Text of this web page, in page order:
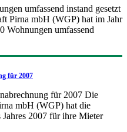
umfassend instand gesetzt
Pirna mbH (WGP) hat im Jahr
Wohnungen umfassend
für 2007
für 2007 Die
mbH (WGP) hat die
2007 für ihre Mieter